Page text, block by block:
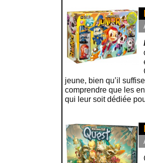
jeune, bien qu’il
comprendre que les
qui leur soit dédiée